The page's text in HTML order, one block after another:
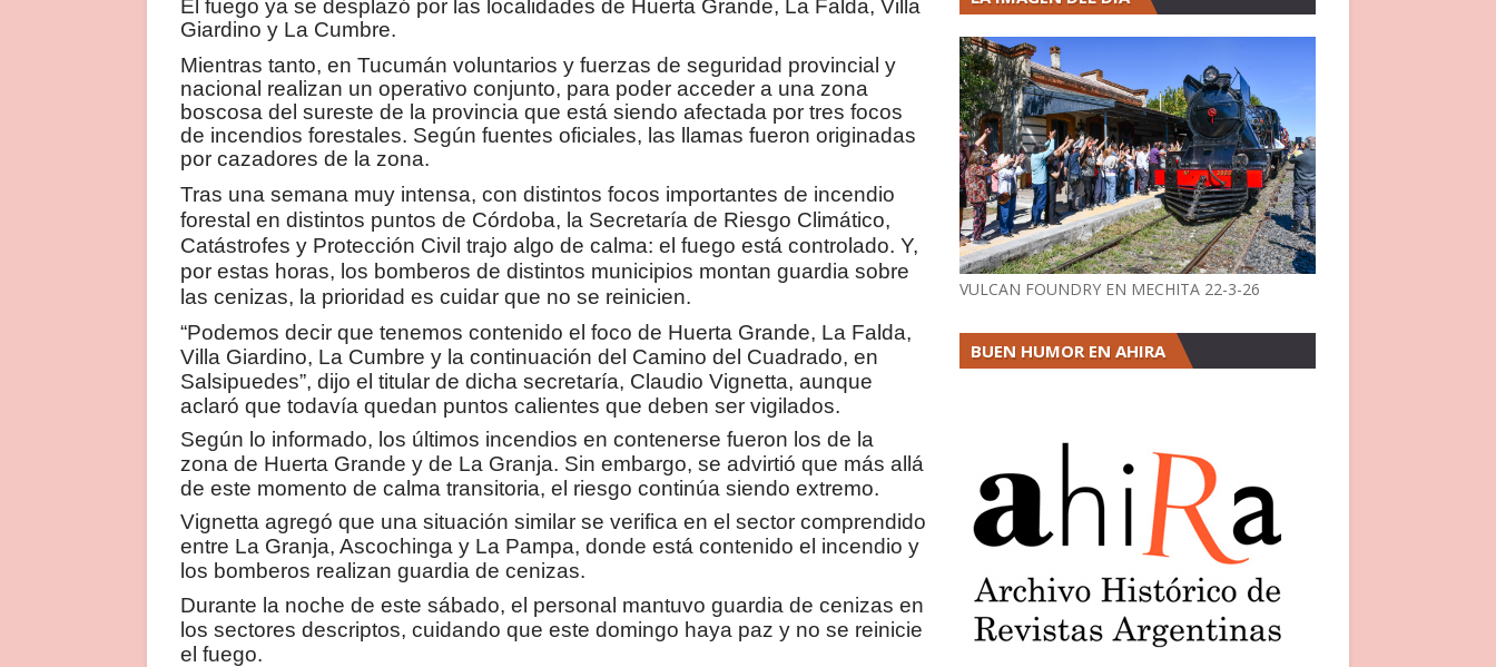
El fuego ya se desplazó por las localidades de Huerta Grande, La Falda, Villa
Giardino y La Cumbre.
Mientras tanto, en Tucumán voluntarios y fuerzas de seguridad provincial y
nacional realizan un operativo conjunto, para poder acceder a una zona
boscosa del sureste de la provincia que está siendo afectada por tres focos
de incendios forestales. Según fuentes oficiales, las llamas fueron originadas
por cazadores de la zona.
Tras una semana muy intensa, con distintos focos importantes de incendio
forestal en distintos puntos de Córdoba, la Secretaría de Riesgo Climático,
Catástrofes y Protección Civil trajo algo de calma: el fuego está controlado. Y,
por estas horas, los bomberos de distintos municipios montan guardia sobre
las cenizas, la prioridad es cuidar que no se reinicien.
“Podemos decir que tenemos contenido el foco de Huerta Grande, La Falda,
Villa Giardino, La Cumbre y la continuación del Camino del Cuadrado, en
Salsipuedes”, dijo el titular de dicha secretaría, Claudio Vignetta, aunque
aclaró que todavía quedan puntos calientes que deben ser vigilados.
Según lo informado, los últimos incendios en contenerse fueron los de la
zona de Huerta Grande y de La Granja. Sin embargo, se advirtió que más allá
de este momento de calma transitoria, el riesgo continúa siendo extremo.
Vignetta agregó que una situación similar se verifica en el sector comprendido
entre La Granja, Ascochinga y La Pampa, donde está contenido el incendio y
los bomberos realizan guardia de cenizas.
Durante la noche de este sábado, el personal mantuvo guardia de cenizas en
los sectores descriptos, cuidando que este domingo haya paz y no se reinicie
el fuego.
VULCAN FOUNDRY EN MECHITA 22-3-26
BUEN HUMOR EN AHIRA